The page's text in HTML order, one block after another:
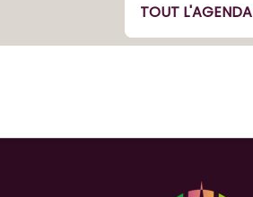
TOUT L'AGENDA